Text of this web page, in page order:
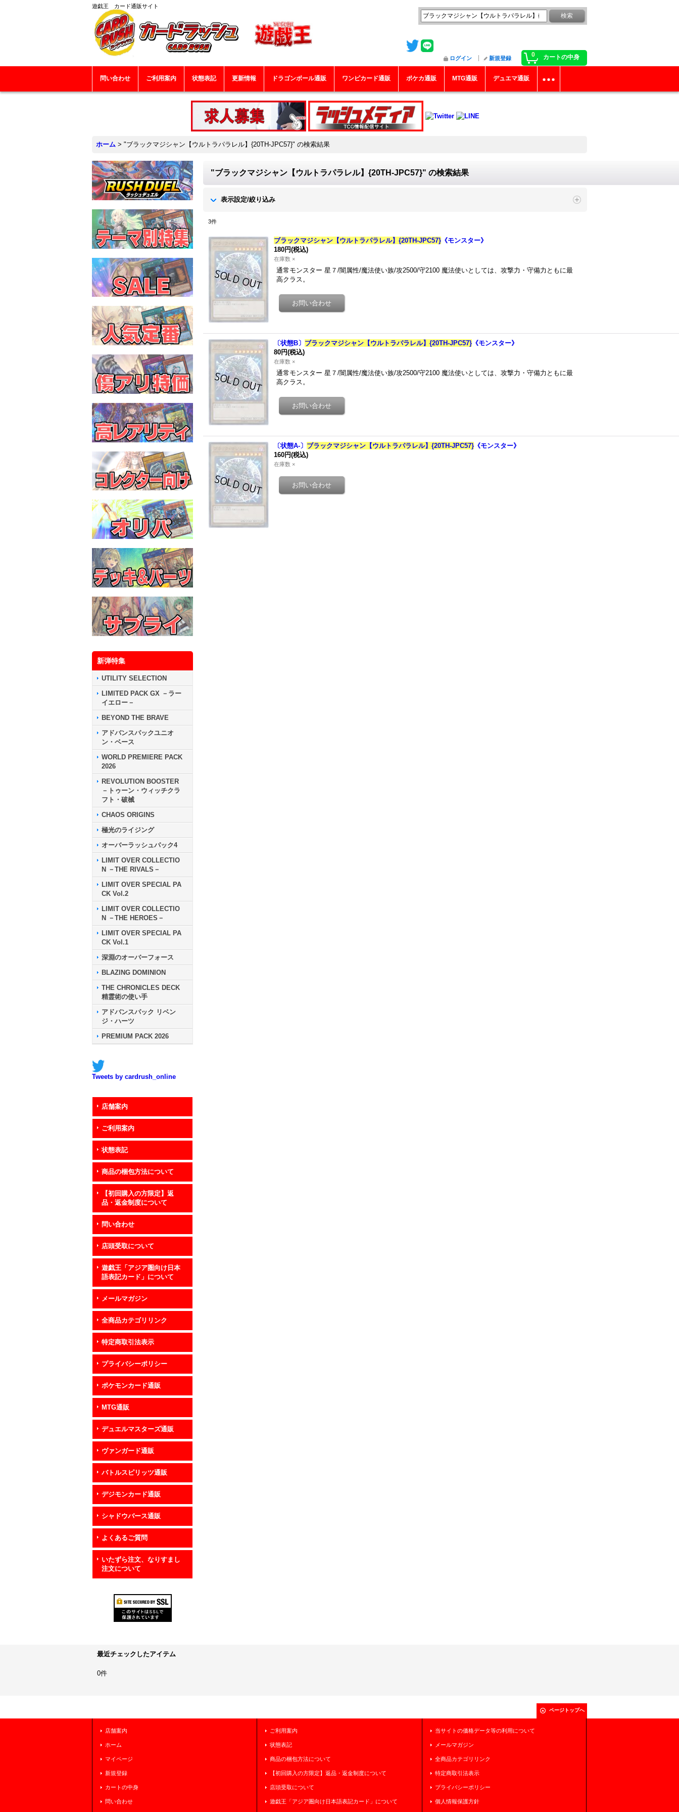
遊戯王 カード通販サイト
0 カートの中身
ログイン 新規登録
問い合わせ ご利用案内 状態表記 更新情報 ドラゴンボール通販 ワンピカード通販 ポケカ通販 MTG通販 デュエマ通販
ホーム > "ブラックマジシャン【ウルトラパラレル】{20TH-JPC57}" の検索結果
新弾特集
UTILITY SELECTION
LIMITED PACK GX －ラー
イエロー－
BEYOND THE BRAVE
アドバンスパックユニオ
ン・ベース
WORLD PREMIERE PACK
2026
REVOLUTION BOOSTER
－トゥーン・ウィッチクラ
フト・破械
CHAOS ORIGINS
極光のライジング
オーバーラッシュパック4
LIMIT OVER COLLECTIO
N －THE RIVALS－
LIMIT OVER SPECIAL PA
CK Vol.2
LIMIT OVER COLLECTIO
N －THE HEROES－
LIMIT OVER SPECIAL PA
CK Vol.1
深淵のオーバーフォース
BLAZING DOMINION
THE CHRONICLES DECK
精霊術の使い手
アドバンスパック リベン
ジ・ハーツ
PREMIUM PACK 2026
Tweets by cardrush_online
店舗案内
ご利用案内
状態表記
商品の梱包方法について
【初回購入の方限定】返
品・返金制度について
問い合わせ
店頭受取について
遊戯王「アジア圏向け日本
語表記カード」について
メールマガジン
全商品カテゴリリンク
特定商取引法表示
プライバシーポリシー
ポケモンカード通販
MTG通販
デュエルマスターズ通販
ヴァンガード通販
バトルスピリッツ通販
デジモンカード通販
シャドウバース通販
よくあるご質問
いたずら注文、なりすまし
注文について
"ブラックマジシャン【ウルトラパラレル】{20TH-JPC57}" の検索結果
表示設定/絞り込み
3件
ブラックマジシャン【ウルトラパラレル】{20TH-JPC57} 《モンスター》
180円(税込)
在庫数 ×
通常モンスター 星７/闇属性/魔法使い族/攻2500/守2100 魔法使いとしては、攻撃力・守備力ともに最
高クラス。
〔状態B〕 ブラックマジシャン【ウルトラパラレル】{20TH-JPC57} 《モンスター》
80円(税込)
在庫数 ×
通常モンスター 星７/闇属性/魔法使い族/攻2500/守2100 魔法使いとしては、攻撃力・守備力ともに最
高クラス。
〔状態A-〕 ブラックマジシャン【ウルトラパラレル】{20TH-JPC57} 《モンスター》
160円(税込)
在庫数 ×
最近チェックしたアイテム
0件
ページトップへ
店舗案内
ホーム
マイページ
新規登録
カートの中身
問い合わせ
ご利用案内
状態表記
商品の梱包方法について
【初回購入の方限定】返品・返金制度について
店頭受取について
遊戯王「アジア圏向け日本語表記カード」について
当サイトの価格データ等の利用について
メールマガジン
全商品カテゴリリンク
特定商取引法表示
プライバシーポリシー
個人情報保護方針